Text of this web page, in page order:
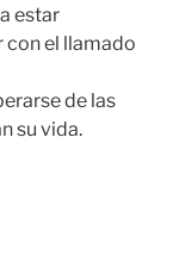
estar
con el llamado
de las
su vida.